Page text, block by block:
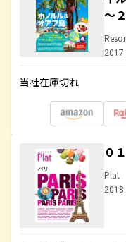
～
当社在庫切れ
０
Plat